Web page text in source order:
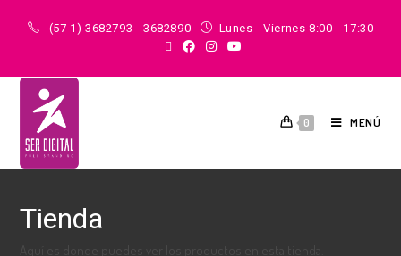
(57 1) 3682793 - 3682890 Lunes - Viernes 8:00 - 17:30
0 MENÚ
Tienda